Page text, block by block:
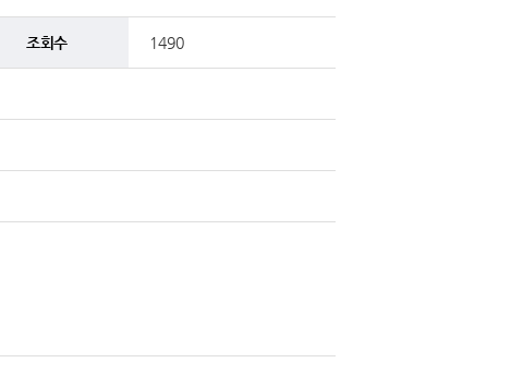
조회수 1490